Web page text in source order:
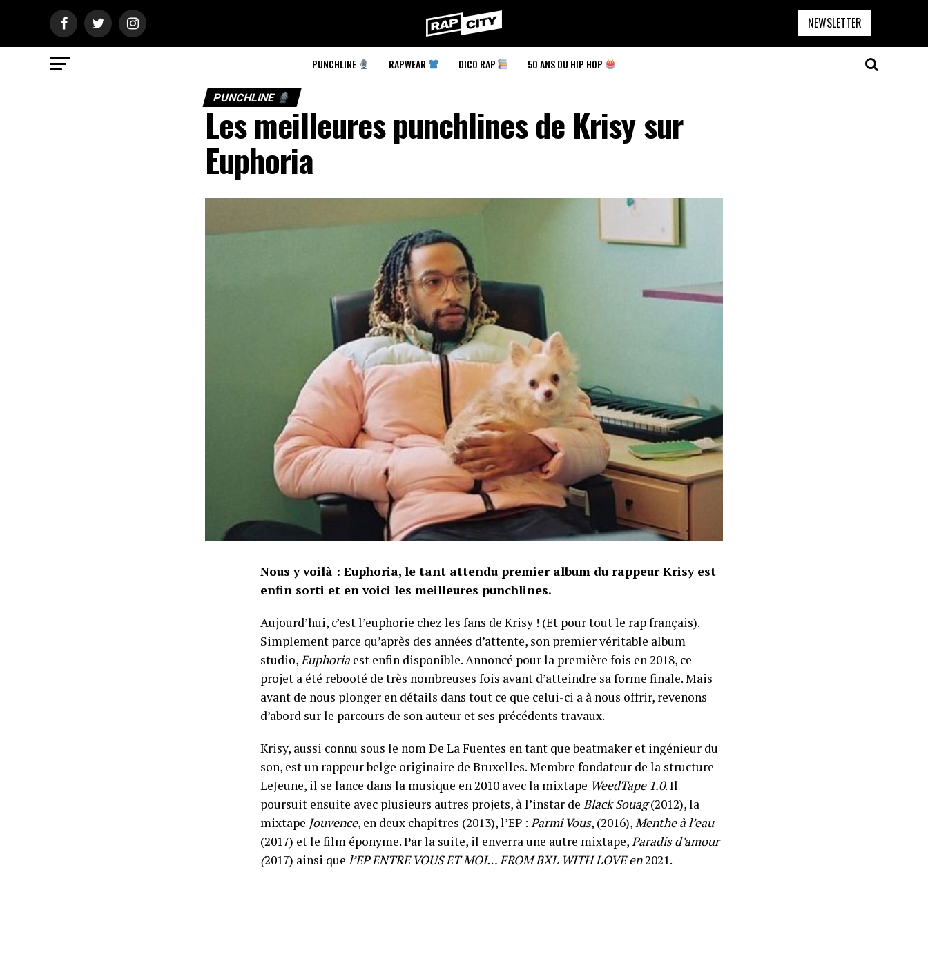
RapCity
NEWSLETTER
PUNCHLINE RAPWEAR DICO RAP 50 ANS DU HIP HOP
PUNCHLINE
Les meilleures punchlines de Krisy sur
Euphoria
Nous y voilà : Euphoria, le tant attendu premier album du rappeur Krisy est
enfin sorti et en voici les meilleures punchlines.
Aujourd’hui, c’est l’euphorie chez les fans de Krisy ! (Et pour tout le rap français).
Simplement parce qu’après des années d’attente, son premier véritable album
studio,Euphoria est enfin disponible. Annoncé pour la première fois en 2018, ce
projet a été rebooté de très nombreuses fois avant d’atteindre sa forme finale. Mais
avant de nous plonger en détails dans tout ce que celui-ci a à nous offrir, revenons
d’abord sur le parcours de son auteur et ses précédents travaux.
Krisy, aussi connu sous le nom De La Fuentes en tant que beatmaker et ingénieur du
son, est un rappeur belge originaire de Bruxelles. Membre fondateur de la structure
LeJeune, il se lance dans la musique en 2010 avec la mixtape WeedTape 1.0. Il
poursuit ensuite avec plusieurs autres projets, à l’instar de Black Souag(2012), la
mixtape Jouvence, en deux chapitres (2013), l’EP : Parmi Vous, (2016),Menthe à l’eau
(2017) et le film éponyme. Par la suite, il enverra une autre mixtape,Paradis d’amour
(2017) ainsi que l’EP ENTRE VOUS ET MOI… FROM BXL WITH LOVE en2021.